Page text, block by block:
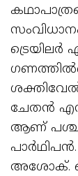
ട്രെയിലര്‍
ചേതന്‍
ആണ്
അശോക്.